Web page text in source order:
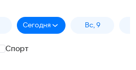
Сегодня Вс, 9
Спорт